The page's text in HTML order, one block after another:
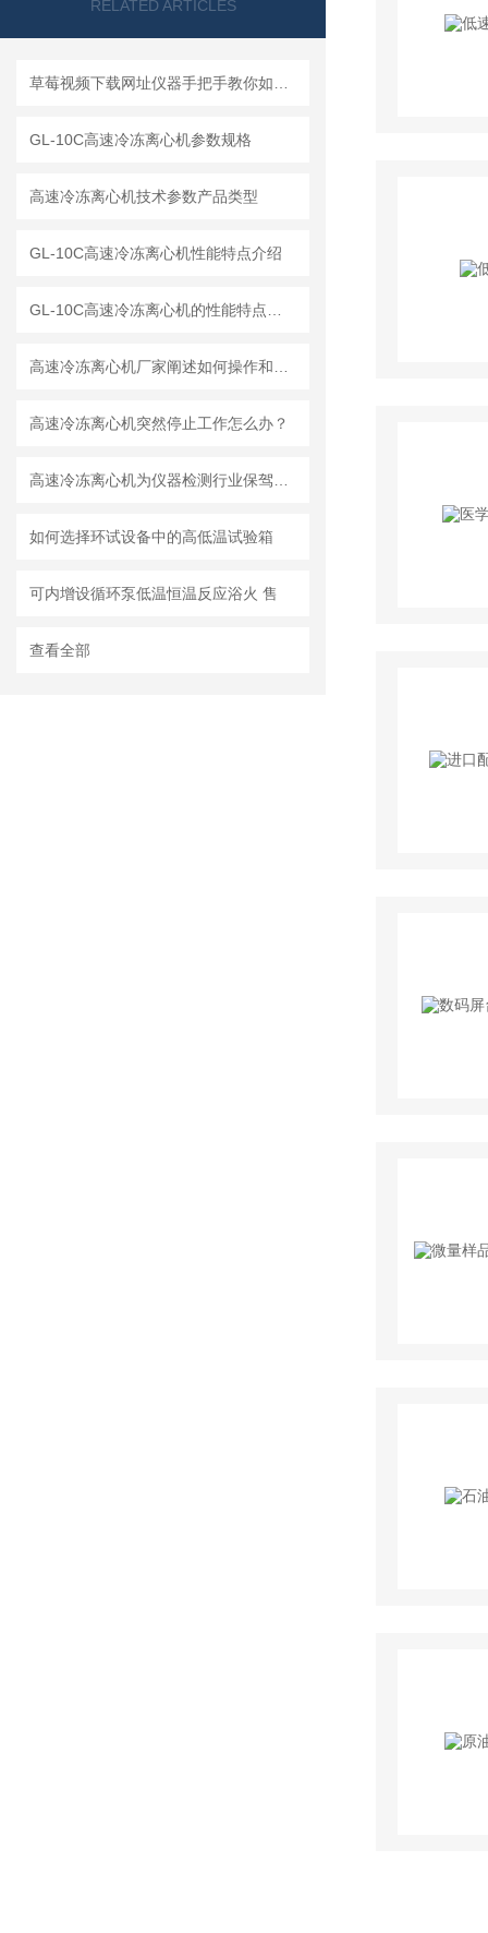
RELATED ARTICLES
GL-10C高速冷冻离心机参数规格
高速冷冻离心机技术参数产品类型
GL-10C高速冷冻离心机性能特点介绍
高速冷冻离心机突然停止工作怎么办？
如何选择环试设备中的高低温试验箱
可内增设循环泵低温恒温反应浴火 售
查看全部